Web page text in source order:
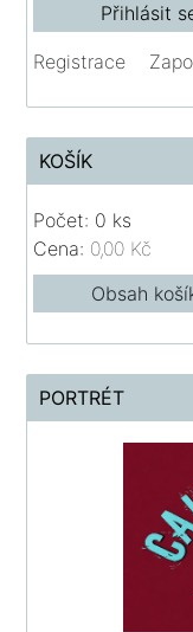
Registrace
KOŠÍK
Počet: 0 ks
Cena: 0,00 Kč
Obsah
PORTRÉT